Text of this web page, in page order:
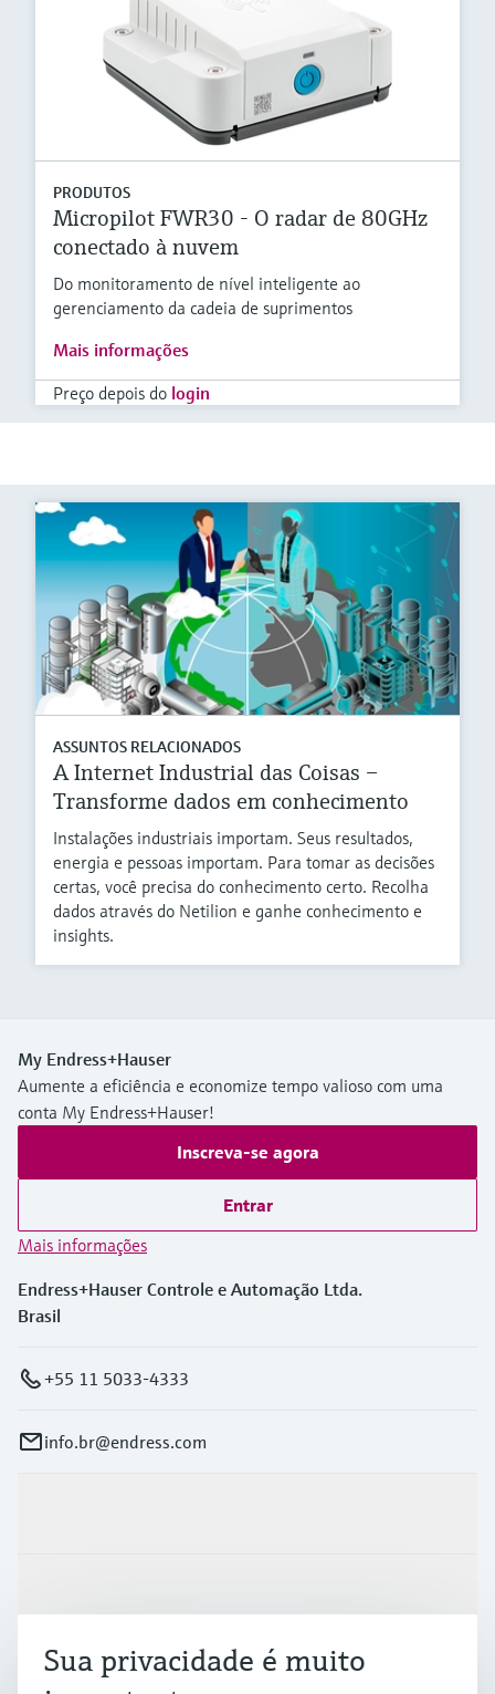
PRODUTOS
Micropilot FWR30 - O radar de 80GHz
conectado à nuvem
Do monitoramento de nível inteligente ao
gerenciamento da cadeia de suprimentos
Mais informações
Preço depois do login
ASSUNTOS RELACIONADOS
A Internet Industrial das Coisas –
Transforme dados em conhecimento
Instalações industriais importam. Seus resultados,
energia e pessoas importam. Para tomar as decisões
certas, você precisa do conhecimento certo. Recolha
dados através do Netilion e ganhe conhecimento e
insights.
My Endress+Hauser
Aumente a eficiência e economize tempo valioso com uma
conta My Endress+Hauser!
Inscreva-se agora
Entrar
Mais informações
Endress+Hauser Controle e Automação Ltda.
Brasil
+55 11 5033-4333
info.br@endress.com
Suporte
Sua privacidade é muito